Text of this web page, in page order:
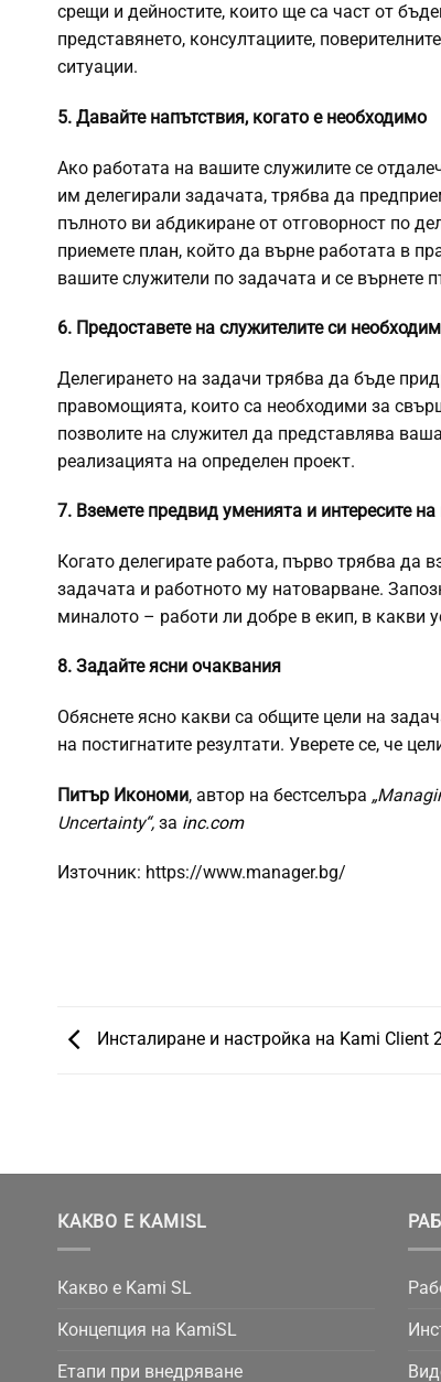
срещи и дейностите, които ще са част от
представянето, консултациите,
ситуации.
5. Давайте напътствия, когато е необходимо
Ако работата на вашите служилите се
им делегирали задачата, трябва да
пълното ви абдикиране от отговорност по
приемете план, който да върне работата в
вашите служители по задачата и се върнете
6. Предоставете на служителите си
Делегирането на задачи трябва да бъде
правомощията, които са необходими за
позволите на служител да представлява
реализацията на определен проект.
7. Вземете предвид уменията и интересите
Когато делегирате работа, първо трябва да
задачата и работното му натоварване.
миналото – работи ли добре в екип, в какви
8. Задайте ясни очаквания
Обяснете ясно какви са общите цели на
на постигнатите резултати. Уверете се, че
Питър Икономи, автор на бестселъра
Uncertainty“, за inc.com
Източник: https://www.manager.bg/
Инсталиране и настройка на Kami Client
КАКВО Е KAMISL
Какво е Kami SL
Концепция на KamiSL
Етапи при внедряване